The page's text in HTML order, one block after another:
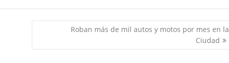
Roban más de mil autos y motos por mes en la
Ciudad